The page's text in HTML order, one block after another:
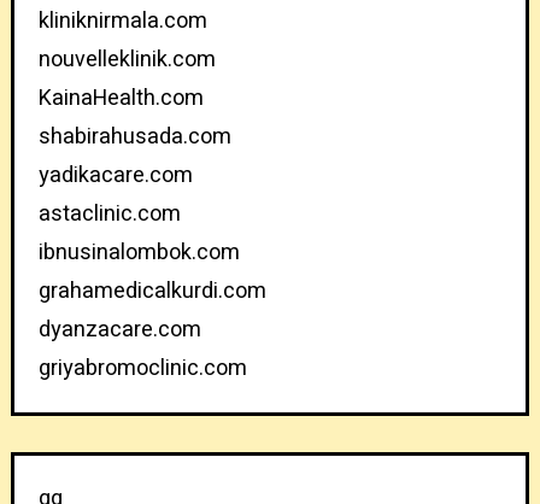
kliniknirmala.com
nouvelleklinik.com
KainaHealth.com
shabirahusada.com
yadikacare.com
astaclinic.com
ibnusinalombok.com
grahamedicalkurdi.com
dyanzacare.com
griyabromoclinic.com